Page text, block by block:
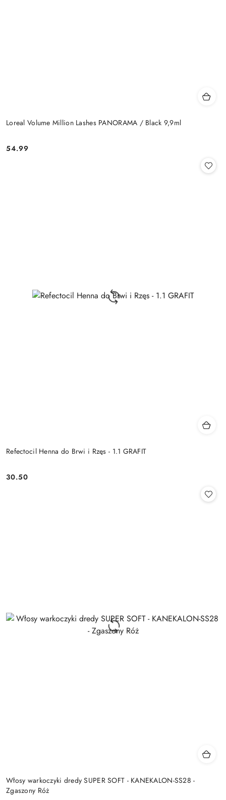
Loreal Volume Million Lashes PANORAMA / Black 9,9ml
Cena:
54.99
Refectocil Henna do Brwi i Rzęs - 1.1 GRAFIT
Cena:
30.50
Włosy warkoczyki dredy SUPER SOFT - KANEKALON-SS28 -
Zgaszony Róż